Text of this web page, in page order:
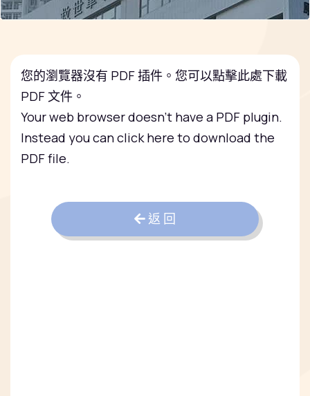
您的瀏覽器沒有 PDF 插件。您可以點擊此處下載
PDF 文件。
Your web browser doesn't have a PDF plugin.
Instead you canclick here to download the
PDF file.
返 回